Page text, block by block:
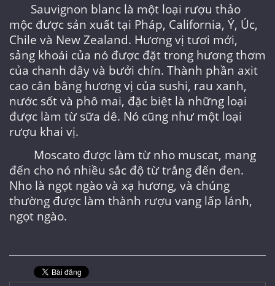
Sauvignon blanc là một loại rượu thảo
mộc được sản xuất tại Pháp, California, Ý, Úc,
Chile và New Zealand. Hương vị tươi mới,
sảng khoái của nó được đặt trong hương thơm
của chanh dây và bưởi chín. Thành phần axit
cao cân bằng hương vị của sushi, rau xanh,
nước sốt và phô mai, đặc biệt là những loại
được làm từ sữa dê. Nó cũng như một loại
rượu khai vị.
Moscato được làm từ nho muscat, mang
đến cho nó nhiều sắc độ từ trắng đến đen.
Nho là ngọt ngào và xạ hương, và chúng
thường được làm thành rượu vang lấp lánh,
ngọt ngào.